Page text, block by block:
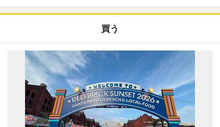
買う